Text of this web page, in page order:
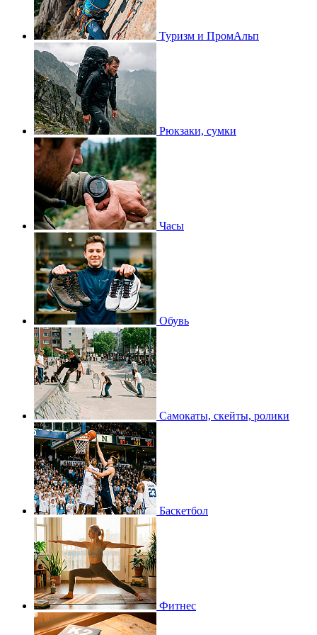
Туризм и ПромАльп
Рюкзаки, сумки
Часы
Обувь
Самокаты, скейты, ролики
Баскетбол
Фитнес